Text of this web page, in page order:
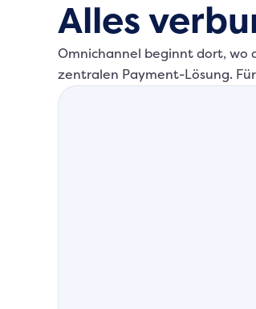
Alles
Omnichannel beginnt dort, wo
zentralen Payment-Lösung.